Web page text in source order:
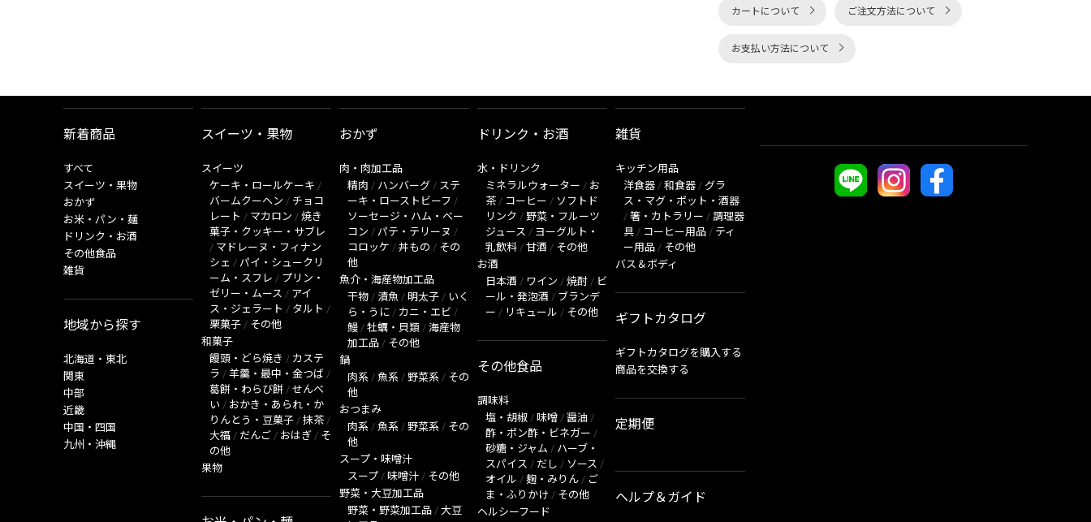
カートについて ご注文方法について
お支払い方法について
新着商品
すべて
スイーツ・果物
おかず
お米・パン・麺
ドリンク・お酒
その他食品
雑貨
地域から探す
北海道・東北
関東
中部
近畿
中国・四国
九州・沖縄
スイーツ・果物
スイーツ
ケーキ・ロールケーキ /
バームクーヘン / チョコ
レート / マカロン / 焼き
菓子・クッキー・サブレ
/ マドレーヌ・フィナン
シェ / パイ・シュークリ
ーム・スフレ / プリン・
ゼリー・ムース / アイ
ス・ジェラート / タルト /
栗菓子 / その他
和菓子
饅頭・どら焼き / カステ
ラ / 羊羹・最中・金つば /
葛餅・わらび餅 / せんべ
い / おかき・あられ・か
りんとう・豆菓子 / 抹茶 /
大福 / だんご / おはぎ / そ
の他
果物
おかず
肉・肉加工品
精肉 / ハンバーグ / ステ
ーキ・ローストビーフ /
ソーセージ・ハム・ベー
コン / パテ・テリーヌ /
コロッケ / 丼もの / その
他
魚介・海産物加工品
干物 / 漬魚 / 明太子 / いく
ら・うに / カニ・エビ /
鰻 / 牡蠣・貝類 / 海産物
加工品 / その他
鍋
肉系 / 魚系 / 野菜系 / その
他
おつまみ
肉系 / 魚系 / 野菜系 / その
他
スープ・味噌汁
スープ / 味噌汁 / その他
野菜・大豆加工品
野菜・野菜加工品 / 大豆
ドリンク・お酒
水・ドリンク
ミネラルウォーター / お
茶 / コーヒー / ソフトド
リンク / 野菜・フルーツ
ジュース / ヨーグルト・
乳飲料 / 甘酒 / その他
お酒
日本酒 / ワイン / 焼酎 / ビ
ール・発泡酒 / ブランデ
ー / リキュール / その他
その他食品
調味料
塩・胡椒 / 味噌 / 醤油 /
酢・ポン酢・ビネガー /
砂糖・ジャム / ハーブ・
スパイス / だし / ソース /
オイル / 麹・みりん / ご
ま・ふりかけ / その他
ヘルシーフード
雑貨
キッチン用品
洋食器 / 和食器 / グラ
ス・マグ・ポット・酒器
/ 箸・カトラリー / 調理器
具 / コーヒー用品 / ティ
ー用品 / その他
バス＆ボディ
ギフトカタログ
ギフトカタログを購入する
商品を交換する
定期便
ヘルプ＆ガイド